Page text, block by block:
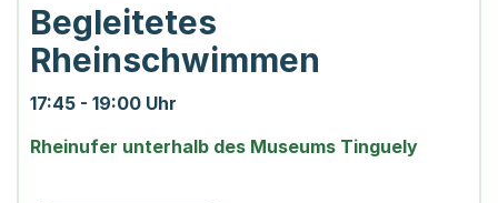
Begleitetes
Rheinschwimmen
17:45 - 19:00 Uhr
Rheinufer unterhalb des Museums Tinguely